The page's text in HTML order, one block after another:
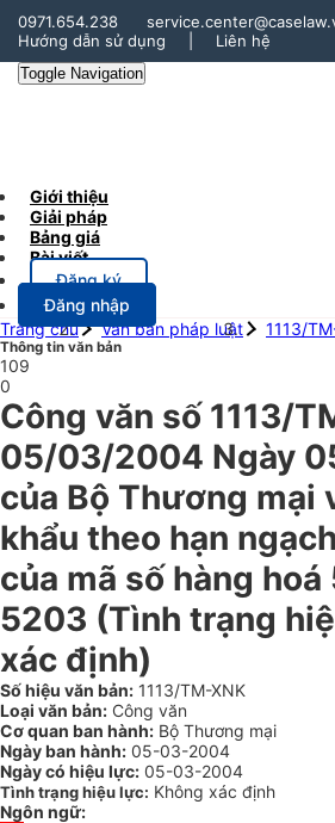
0971.654.238
Hướng dẫn sử dụng
Liên hệ
Toggle Navigation
Giới thiệu
Giải pháp
Bảng giá
Bài viết
Đăng ký
Đăng nhập
Trang chủ
Văn bản pháp luật 1113/
Thông tin văn bản
109
0
Công văn số 1113/
05/03/2004 Ngày
của Bộ Thương mại
khẩu theo hạn
của mã số hàng
5203 (Tình trạng
xác định)
Số hiệu văn bản: 1113/TM-XNK
Loại văn bản: Công văn
Cơ quan ban hành: Bộ Thương mại
Ngày ban hành: 05-03-2004
Ngày có hiệu lực: 05-03-2004
Tình trạng hiệu lực: Không xác định
Ngôn ngữ: